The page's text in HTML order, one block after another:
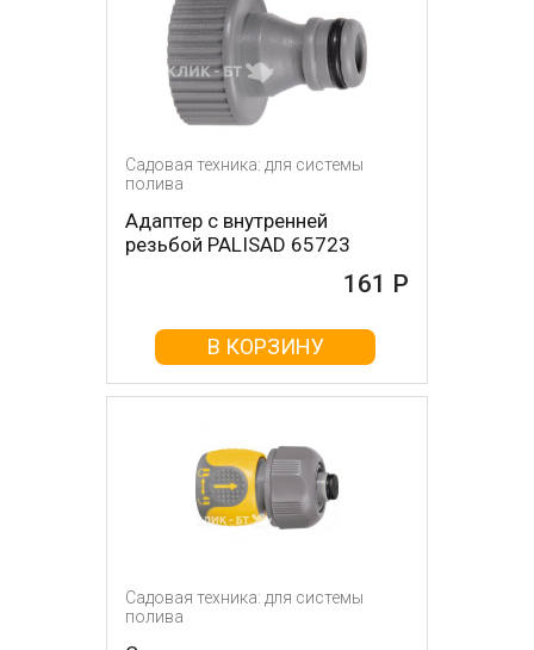
Садовая техника: для системы
полива
Адаптер с внутренней
резьбой PALISAD 65723
161 Р
В КОРЗИНУ
Садовая техника: для системы
полива